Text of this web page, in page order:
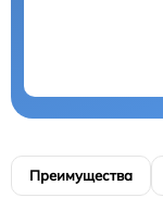
Преимущества